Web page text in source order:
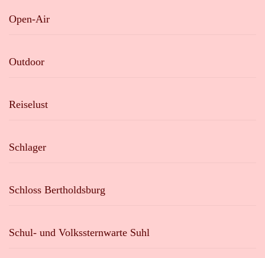
Open-Air
Outdoor
Reiselust
Schlager
Schloss Bertholdsburg
Schul- und Volkssternwarte Suhl